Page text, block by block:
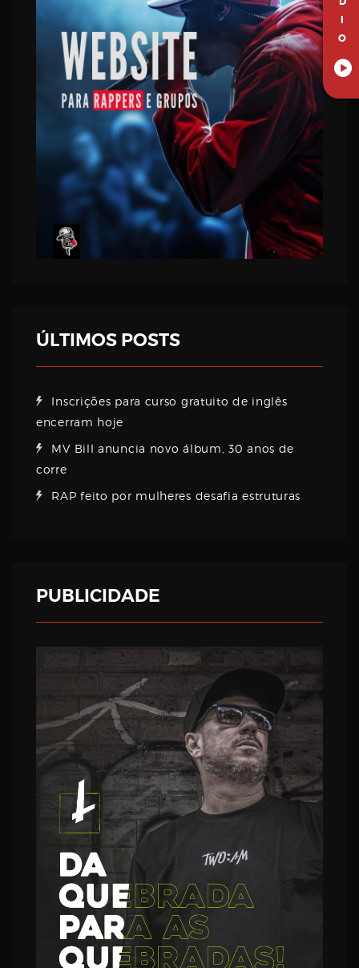
I
O
ÚLTIMOS POSTS
Inscrições para curso gratuito de inglês
encerram hoje
MV Bill anuncia novo álbum, 30 anos de
corre
RAP feito por mulheres desafia estruturas
PUBLICIDADE